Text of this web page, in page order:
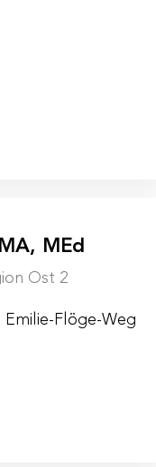
MEd
Ost 2
Emilie-Flöge-Weg